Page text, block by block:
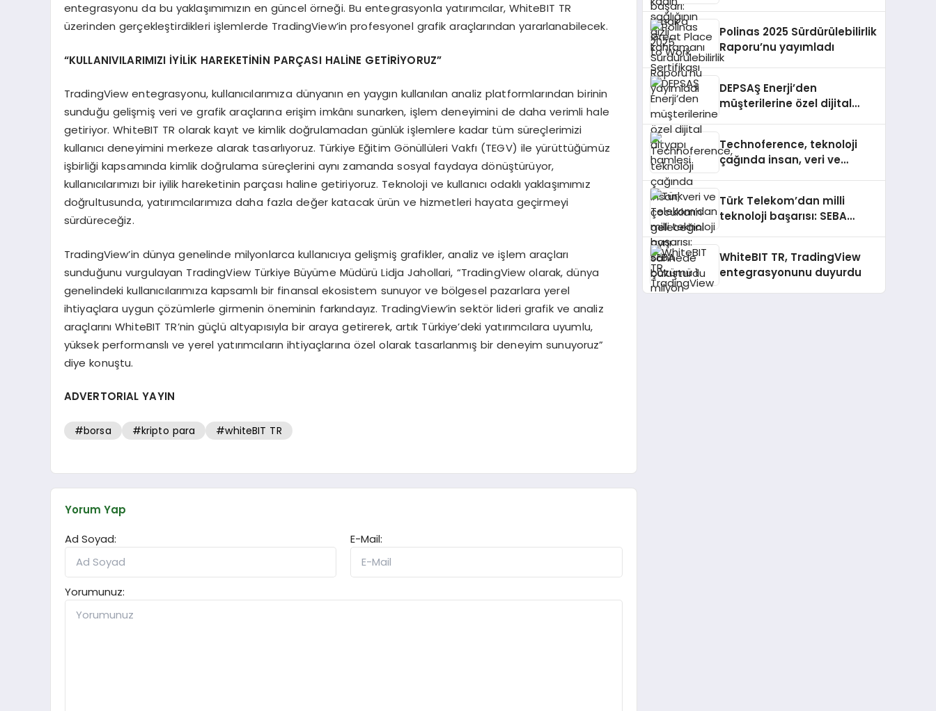
entegrasyonu da bu yaklaşımımızın en güncel örneği. Bu entegrasyonla yatırımcılar, WhiteBIT TR
üzerinden gerçekleştirdikleri işlemlerde TradingView’in profesyonel grafik araçlarından yararlanabilecek.
“KULLANIVILARIMIZI İYİLİK HAREKETİNİN PARÇASI HALİNE GETİRİYORUZ”
TradingView entegrasyonu, kullanıcılarımıza dünyanın en yaygın kullanılan analiz platformlarından birinin
sunduğu gelişmiş veri ve grafik araçlarına erişim imkânı sunarken, işlem deneyimini de daha verimli hale
getiriyor. WhiteBIT TR olarak kayıt ve kimlik doğrulamadan günlük işlemlere kadar tüm süreçlerimizi
kullanıcı deneyimini merkeze alarak tasarlıyoruz. Türkiye Eğitim Gönüllüleri Vakfı (TEGV) ile yürüttüğümüz
işbirliği kapsamında kimlik doğrulama süreçlerini aynı zamanda sosyal faydaya dönüştürüyor,
kullanıcılarımızı bir iyilik hareketinin parçası haline getiriyoruz. Teknoloji ve kullanıcı odaklı yaklaşımımız
doğrultusunda, yatırımcılarımıza daha fazla değer katacak ürün ve hizmetleri hayata geçirmeyi
sürdüreceğiz.
TradingView’in dünya genelinde milyonlarca kullanıcıya gelişmiş grafikler, analiz ve işlem araçları
sunduğunu vurgulayan TradingView Türkiye Büyüme Müdürü Lidja Jahollari, “TradingView olarak, dünya
genelindeki kullanıcılarımıza kapsamlı bir finansal ekosistem sunuyor ve bölgesel pazarlara yerel
ihtiyaçlara uygun çözümlerle girmenin öneminin farkındayız. TradingView’in sektör lideri grafik ve analiz
araçlarını WhiteBIT TR’nin güçlü altyapısıyla bir araya getirerek, artık Türkiye’deki yatırımcılara uyumlu,
yüksek performanslı ve yerel yatırımcıların ihtiyaçlarına özel olarak tasarlanmış bir deneyim sunuyoruz”
diye konuştu.
ADVERTORIAL YAYIN
#borsa #kripto para #whiteBIT TR
Yorum Yap
Ad Soyad:
E-Mail:
Yorumunuz:
Polinas 2025 Sürdürülebilirlik
Raporu’nu yayımladı
DEPSAŞ Enerji’den
müşterilerine özel dijital
Technoference, teknoloji
çağında insan, veri ve
Türk Telekom’dan milli
teknoloji başarısı: SEBA
WhiteBIT TR, TradingView
entegrasyonunu duyurdu